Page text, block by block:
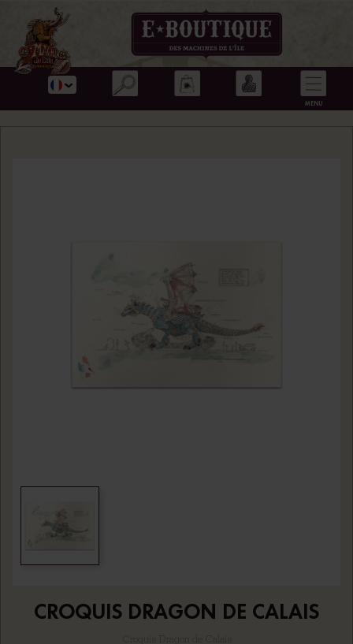
CROQUIS DRAGON DE CALAIS